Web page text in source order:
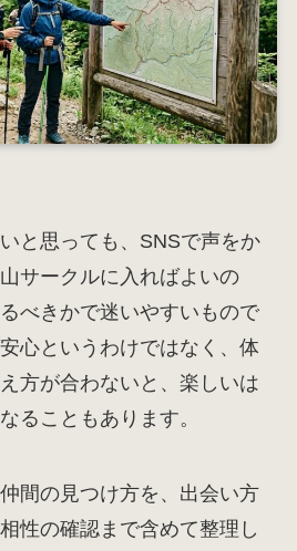
と思っても、SNSで声をか
サークルに入ればよいの
べきかで迷いやすいもので
心というわけではなく、体
方が合わないと、楽しいは
ることもあります。
間の見つけ方を、出会い方
性の確認まで含めて整理し